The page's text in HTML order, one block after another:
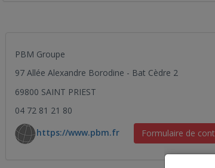
PBM Groupe
97 Allée Alexandre Borodine - Bat Cèdre 2
69800 SAINT PRIEST
04 72 81 21 80
https://www.pbm.fr
Formulaire de